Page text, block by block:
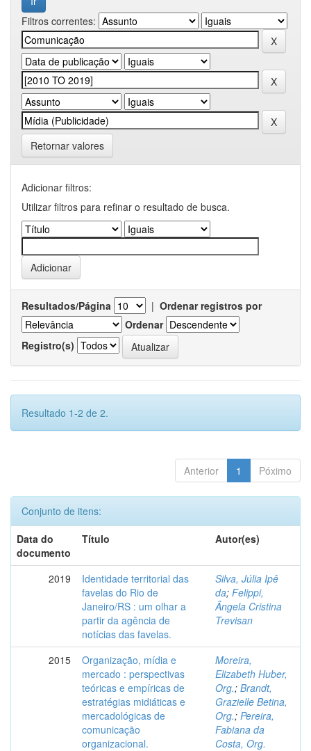
Filtros correntes:
Retornar valores
Adicionar filtros:
Utilizar filtros para refinar o resultado de busca.
Resultados/Página | Ordenar registros por
Ordenar
Registro(s)
Resultado 1-2 de 2.
Anterior 1 Póximo
Conjunto de itens:
Data do
documento
Título Autor(es)
2019
Identidade territorial das
favelas do Rio de
Janeiro/RS : um olhar a
partir da agência de
notícias das favelas.
Silva, Júlia Ipê
da; Felippi,
Ângela Cristina
Trevisan
2015
Organização, mídia e
mercado : perspectivas
teóricas e empíricas de
estratégias midiáticas e
mercadológicas de
comunicação
organizacional.
Moreira,
Elizabeth Huber,
Org.; Brandt,
Grazielle Betina,
Org.; Pereira,
Fabiana da
Costa, Org.